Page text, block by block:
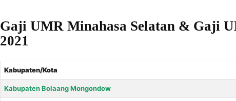
Gaji UMR Minahasa Selatan & Gaji
2021
Kabupaten/Kota
Kabupaten Bolaang Mongondow